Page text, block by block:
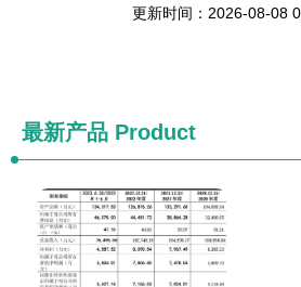
更新时间：2026-08-08
最新产品 Product